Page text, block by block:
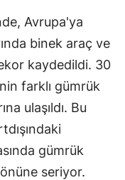
Avrupa'ya
binek araç ve
kaydedildi. 30
farklı gümrük
ulaşıldı. Bu
gümrük
seriyor.